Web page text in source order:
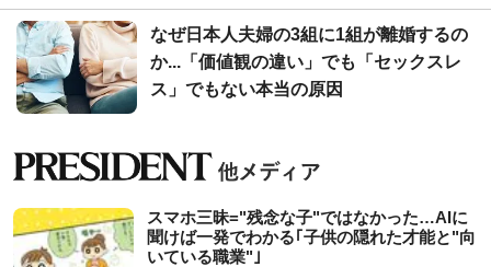
なぜ日本人夫婦の3組に1組が離婚するの
か...「価値観の違い」でも「セックスレ
ス」でもない本当の原因
スマホ三昧="残念な子"ではなかった…AIに
聞けば一発でわかる｢子供の隠れた才能と"向
いている職業"｣